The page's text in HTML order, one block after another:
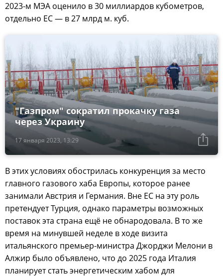
2023-м МЭА оценило в 30 миллиардов кубометров,
отдельно ЕС — в 27 млрд м. куб.
17 января 2023, 13:29
"Газпром" сократил прокачку газа
через Украину
В этих условиях обострилась конкуренция за место
главного газового хаба Европы, которое ранее
занимали Австрия и Германия. Вне ЕС на эту роль
претендует Турция, однако параметры возможных
поставок эта страна ещё не обнародовала. В то же
время на минувшей неделе в ходе визита
итальянского премьер-министра Джорджи Мелони в
Алжир было объявлено, что до 2025 года Италия
планирует стать энергетическим хабом для